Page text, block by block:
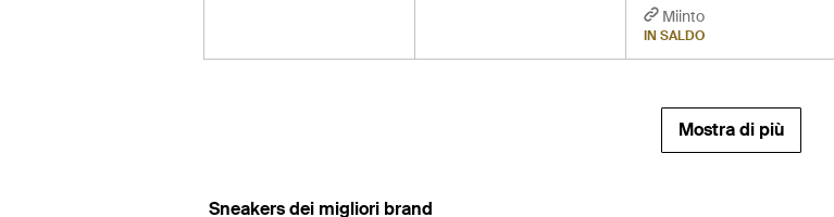
Miinto
IN SALDO
Mostra di più
‪Sneakers‬ dei migliori brand